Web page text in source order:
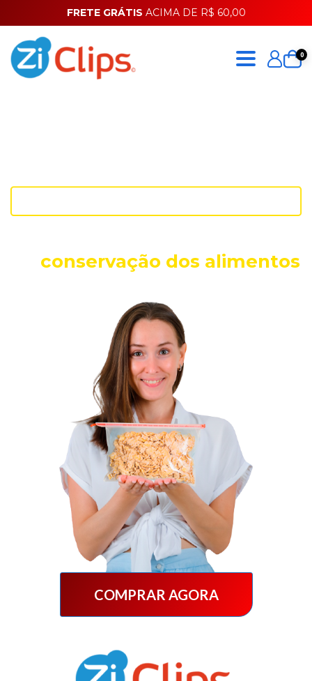
FRETE GRÁTIS ACIMA DE R$ 60,00
0
conservação dos alimentos
COMPRAR AGORA